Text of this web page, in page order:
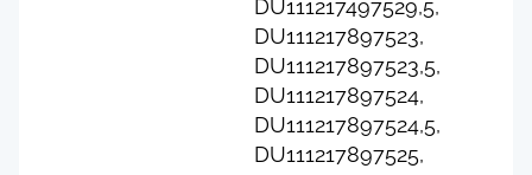
DU111217497529,5,
DU111217897523,
DU111217897523,5,
DU111217897524,
DU111217897524,5,
DU111217897525,